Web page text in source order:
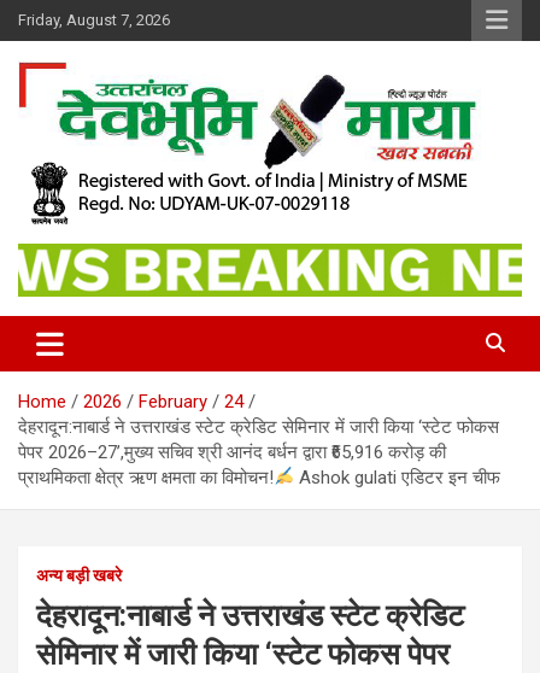
Skip
to
content
Friday, August 7, 2026
Dev Bhoomi Maya
Home 2026 February
24
देहरादून:नाबार्ड ने उत्तराखंड स्टेट क्रेडिट सेमिनार में जारी किया ‘स्टेट फोकस
पेपर 2026–27’,मुख्य सचिव श्री आनंद बर्धन द्वारा ₹65,916 करोड़ की
प्राथमिकता क्षेत्र ऋण क्षमता का विमोचन!
Ashok gulati एडिटर इन चीफ
अन्य बड़ी खबरे
देहरादून:नाबार्ड ने उत्तराखंड स्टेट क्रेडिट
सेमिनार में जारी किया ‘स्टेट फोकस पेपर